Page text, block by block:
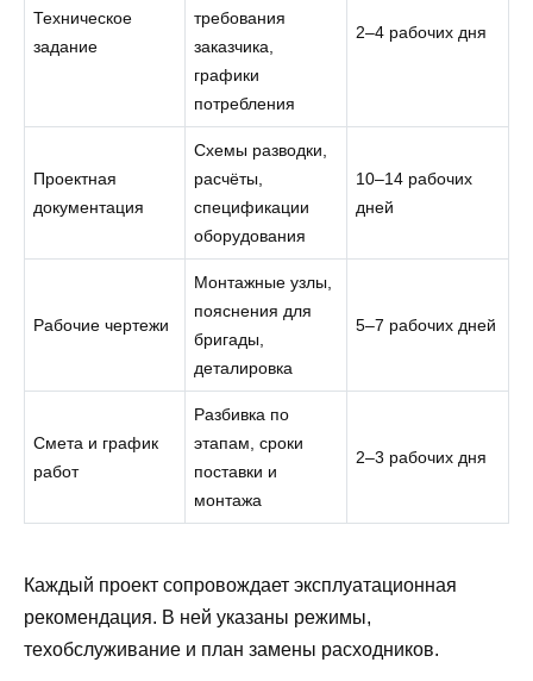
Техническое
задание
требования
заказчика,
графики
потребления
2–4 рабочих дня
Проектная
документация
Схемы разводки,
расчёты,
спецификации
оборудования
10–14 рабочих
дней
Рабочие чертежи
Монтажные узлы,
пояснения для
бригады,
деталировка
5–7 рабочих дней
Смета и график
работ
Разбивка по
этапам, сроки
поставки и
монтажа
2–3 рабочих дня
Каждый проект сопровождает эксплуатационная
рекомендация. В ней указаны режимы,
техобслуживание и план замены расходников.